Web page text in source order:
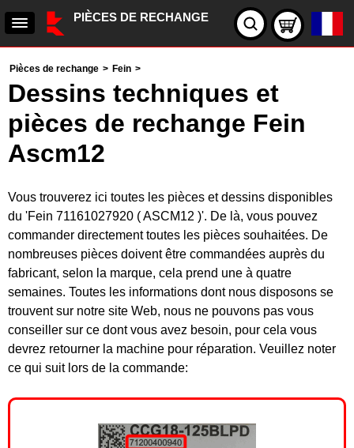
PIÈCES DE RECHANGE
Pièces de rechange > Fein >
Dessins techniques et
pièces de rechange Fein
Ascm12
Vous trouverez ici toutes les pièces et dessins disponibles
du 'Fein 71161027920 ( ASCM12 )'. De là, vous pouvez
commander directement toutes les pièces souhaitées. De
nombreuses pièces doivent être commandées auprès du
fabricant, selon la marque, cela prend une à quatre
semaines. Toutes les informations dont nous disposons se
trouvent sur notre site Web, nous ne pouvons pas vous
conseiller sur ce dont vous avez besoin, pour cela vous
devrez retourner la machine pour réparation. Veuillez noter
ce qui suit lors de la commande: